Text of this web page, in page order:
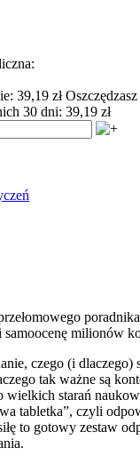
39,19 złOszczędzasz
30 dni: 39,19 zł
samoocenę milionów
czego (i dlaczego)
tak ważne są
wielkich starań
tabletka”, czyli
to gotowy zestaw